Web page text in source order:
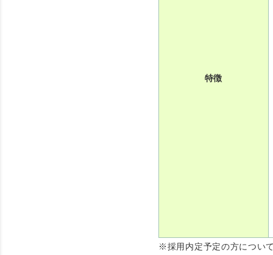
特徴
※採用内定予定の方につい